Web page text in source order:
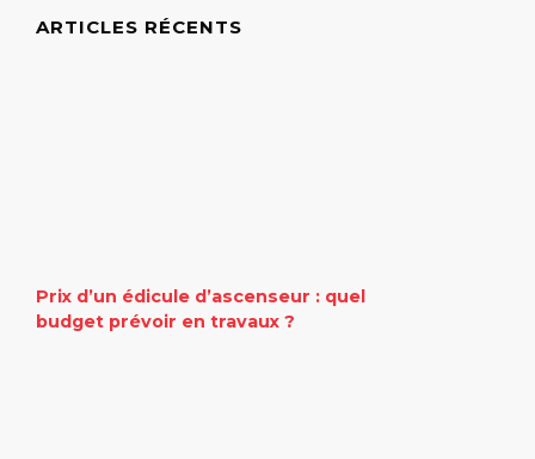
ARTICLES RÉCENTS
Prix d’un édicule d’ascenseur : quel
budget prévoir en travaux ?